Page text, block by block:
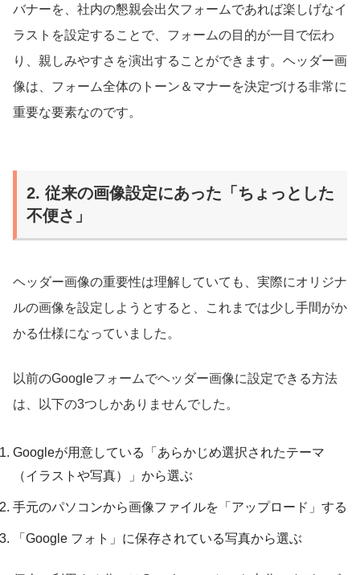
バナーを、社内の懇親会出欠フォームであれば楽しげなイ
ラストを設定することで、フォームの目的が一目で伝わ
り、親しみやすさを演出することができます。ヘッダー画
像は、フォーム全体のトーン＆マナーを決定づける非常に
重要な要素なのです。
2. 従来の画像設定にあった「ちょっとした
不便さ」
ヘッダー画像の重要性は理解していても、実際にオリジナ
ルの画像を設定しようとすると、これまでは少し手間がか
かる仕様になっていました。
以前のGoogleフォームでヘッダー画像に設定できる方法
は、以下の3つしかありませんでした。
Googleが用意している「あらかじめ選択されたテーマ
（イラストや写真）」から選ぶ
手元のパソコンから画像ファイルを「アップロード」する
「Google フォト」に保存されている写真から選ぶ